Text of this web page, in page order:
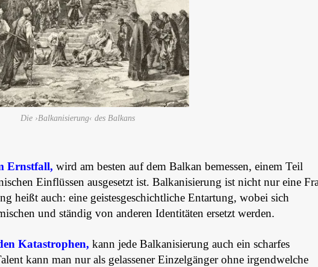
Die ›Balkanisierung‹ des Balkans
Ernstfall, wird am besten auf dem Balkan bemessen, einem Teil
Einflüssen ausgesetzt ist. Balkanisierung ist nicht nur eine
heißt auch: eine geistesgeschichtliche Entartung, wobei sich
und ständig von anderen Identitäten ersetzt werden.
Katastrophen, kann jede Balkanisierung auch ein scharfes
kann man nur als gelassener Einzelgänger ohne irgendwelche